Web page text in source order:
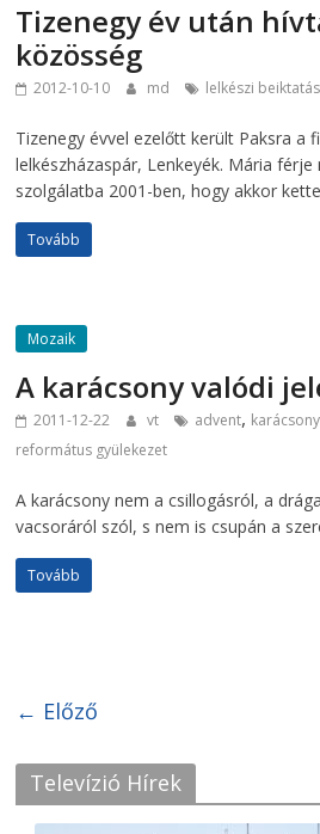
Tizenegy év után
közösség
2012-10-10 md lelkészi beiktatás
Tizenegy évvel ezelőtt került Paksra a
lelkészházaspár, Lenkeyék. Mária
szolgálatba 2001-ben, hogy akkor
Tovább
Mozaik
A karácsony valódi
2011-12-22 vt advent, karácsony
református gyülekezet
A karácsony nem a csillogásról, a
vacsoráról szól, s nem is csupán a
Tovább
← Előző
Televízió Hírek